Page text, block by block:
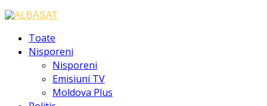
Toate
Nisporeni
Nisporeni
Emisiuni TV
Moldova Plus